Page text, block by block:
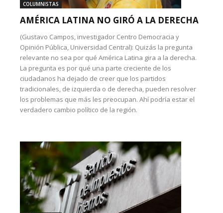
COLUMNISTAS
AMÉRICA LATINA NO GIRÓ A LA DERECHA
(Gustavo Campos, investigador Centro Democracia y
Opinión Pública, Universidad Central): Quizás la pregunta
relevante no sea por qué América Latina gira a la derecha.
La pregunta es por qué una parte creciente de los
ciudadanos ha dejado de creer que los partidos
tradicionales, de izquierda o de derecha, pueden resolver
los problemas que más les preocupan. Ahí podría estar el
verdadero cambio político de la región.